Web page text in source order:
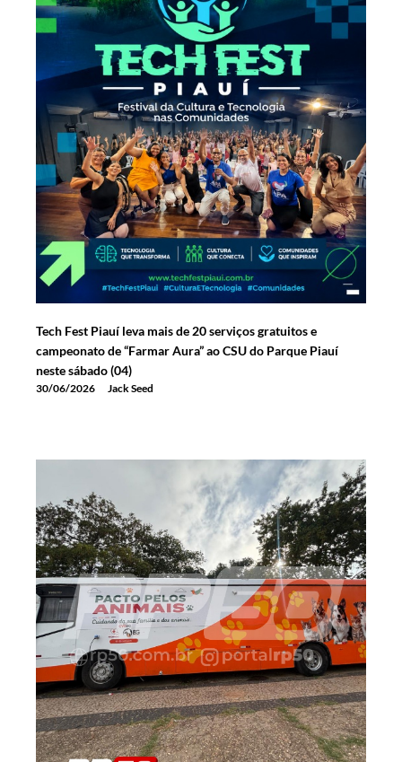
Tech Fest Piauí leva mais de 20 serviços gratuitos e
campeonato de “Farmar Aura” ao CSU do Parque Piauí
neste sábado (04)
30/06/2026 Jack Seed